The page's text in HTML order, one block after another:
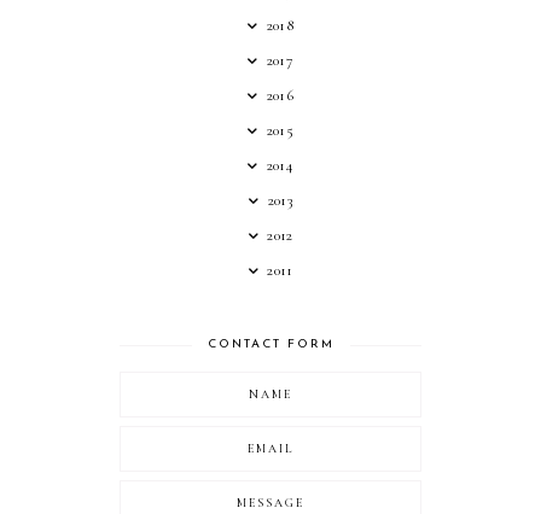
2018
2017
2016
2015
2014
2013
2012
2011
CONTACT FORM